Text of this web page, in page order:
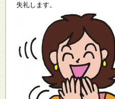
失礼します。